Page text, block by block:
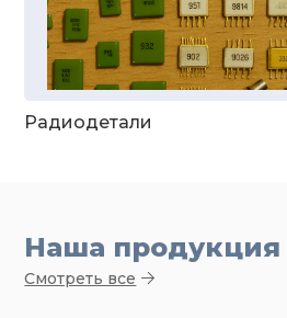
Радиодетали
Наша продукция
Смотреть все